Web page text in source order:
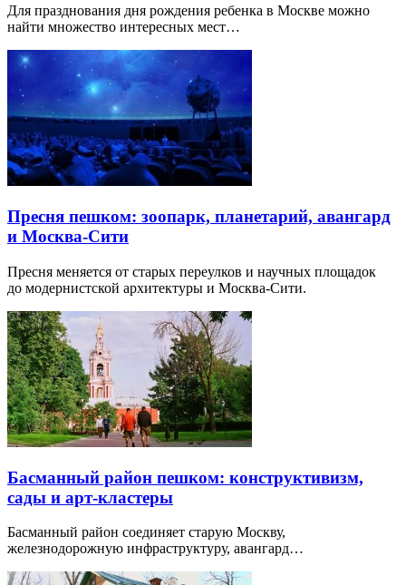
Для празднования дня рождения ребенка в Москве можно
найти множество интересных мест…
Пресня пешком: зоопарк, планетарий, авангард
и Москва-Сити
Пресня меняется от старых переулков и научных площадок
до модернистской архитектуры и Москва-Сити.
Басманный район пешком: конструктивизм,
сады и арт-кластеры
Басманный район соединяет старую Москву,
железнодорожную инфраструктуру, авангард…